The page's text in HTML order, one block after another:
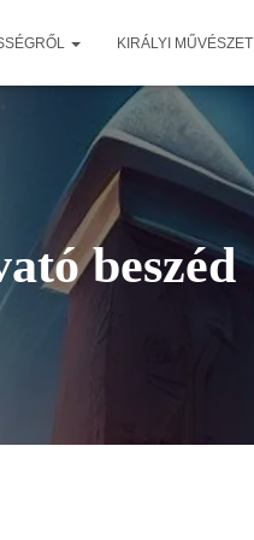
KIRÁLYI MŰVÉSZET
beszéd